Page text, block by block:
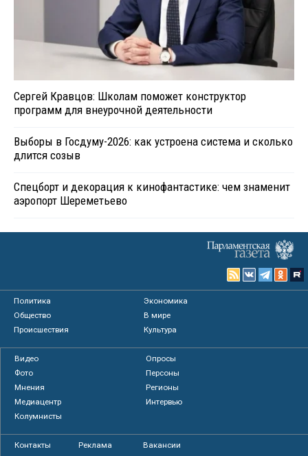
Сергей Кравцов: Школам поможет конструктор
программ для внеурочной деятельности
Выборы в Госдуму-2026: как устроена система и сколько
длится созыв
Спецборт и декорация к кинофантастике: чем знаменит
аэропорт Шереметьево
Политика
Экономика
Общество
В мире
Происшествия
Культура
Видео
Опросы
Фото
Персоны
Мнения
Регионы
Медиацентр
Интервью
Колумнисты
Контакты Реклама Вакансии